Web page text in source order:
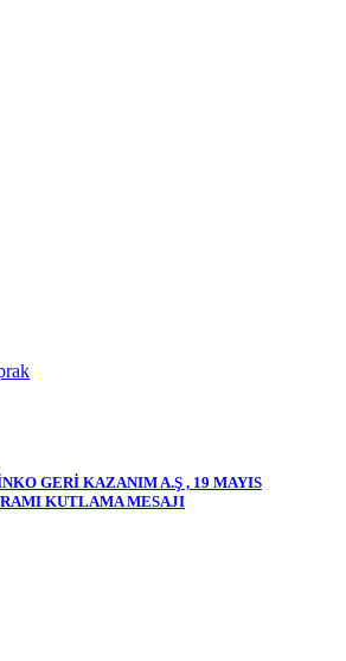
GERİ KAZANIM A.Ş , 19 MAYIS
KUTLAMA MESAJI